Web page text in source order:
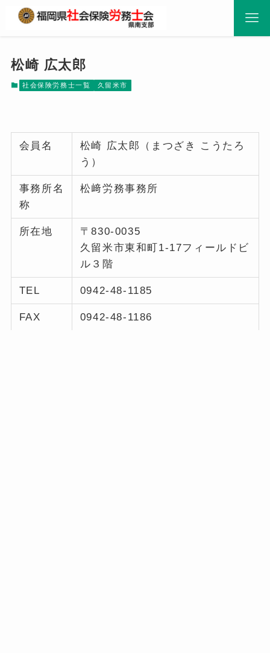
松崎 広太郎
社会保険労務士一覧 久留米市
会員名
松崎 広太郎（まつざき こうたろ
う）
事務所名
称
松﨑労務事務所
所在地
〒830-0035
久留米市東和町1-17フィールドビ
ル３階
TEL 0942-48-1185
FAX 0942-48-1186